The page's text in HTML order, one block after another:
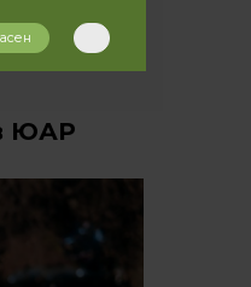
ЮАР